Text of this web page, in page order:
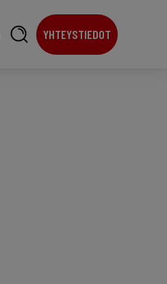
YHTEYSTIEDOT